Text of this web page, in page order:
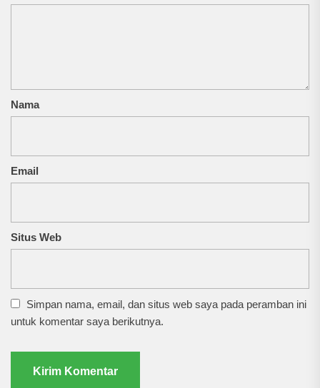
Nama
Email
Situs Web
Simpan nama, email, dan situs web saya pada peramban ini
untuk komentar saya berikutnya.